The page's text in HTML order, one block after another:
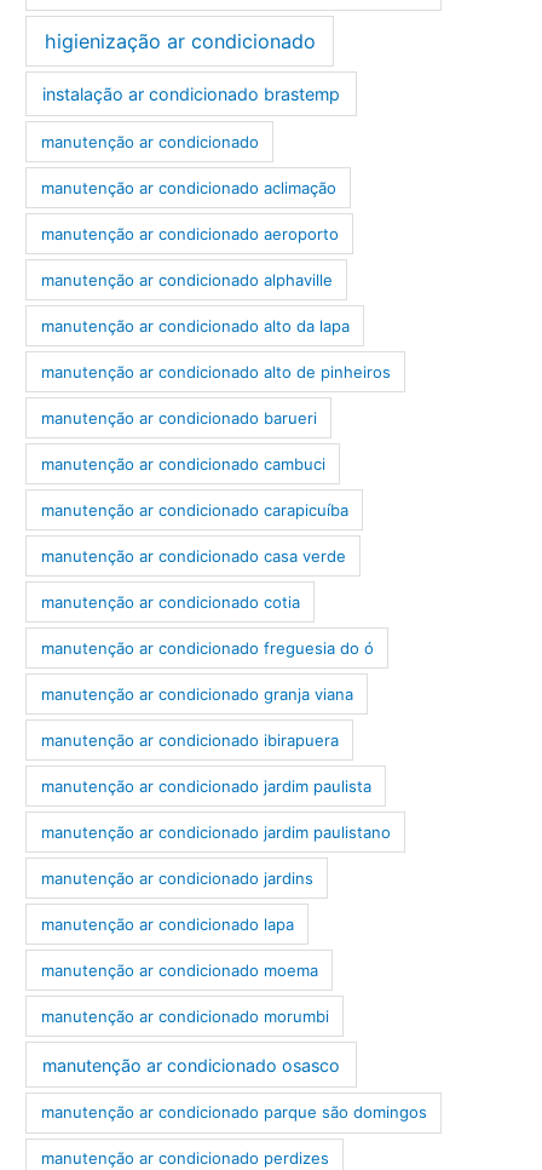
higienização ar condicionado
instalação ar condicionado brastemp
manutenção ar condicionado
manutenção ar condicionado aclimação
manutenção ar condicionado aeroporto
manutenção ar condicionado alphaville
manutenção ar condicionado alto da lapa
manutenção ar condicionado alto de pinheiros
manutenção ar condicionado barueri
manutenção ar condicionado cambuci
manutenção ar condicionado carapicuíba
manutenção ar condicionado casa verde
manutenção ar condicionado cotia
manutenção ar condicionado freguesia do ó
manutenção ar condicionado granja viana
manutenção ar condicionado ibirapuera
manutenção ar condicionado jardim paulista
manutenção ar condicionado jardim paulistano
manutenção ar condicionado jardins
manutenção ar condicionado lapa
manutenção ar condicionado moema
manutenção ar condicionado morumbi
manutenção ar condicionado osasco
manutenção ar condicionado parque são domingos
manutenção ar condicionado perdizes